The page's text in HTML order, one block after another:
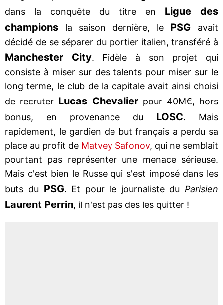
dans la conquête du titre en Ligue des
champions la saison dernière, le PSG
avait
décidé de se séparer du portier italien, transféré à
Manchester City. Fidèle à son projet qui
consiste à miser sur des talents pour miser sur le
long terme, le club de la capitale avait ainsi choisi
de recruter Lucas Chevalierpour 40M€, hors
bonus, en provenance du LOSC. Mais
rapidement, le gardien de but français a perdu sa
place au profit de Matvey Safonov, qui ne semblait
pourtant pas représenter une menace sérieuse.
Mais c'est bien le Russe qui s'est imposé dans les
buts du PSG. Et pour le journaliste du Parisien
Laurent Perrin, il n'est pas des les quitter !